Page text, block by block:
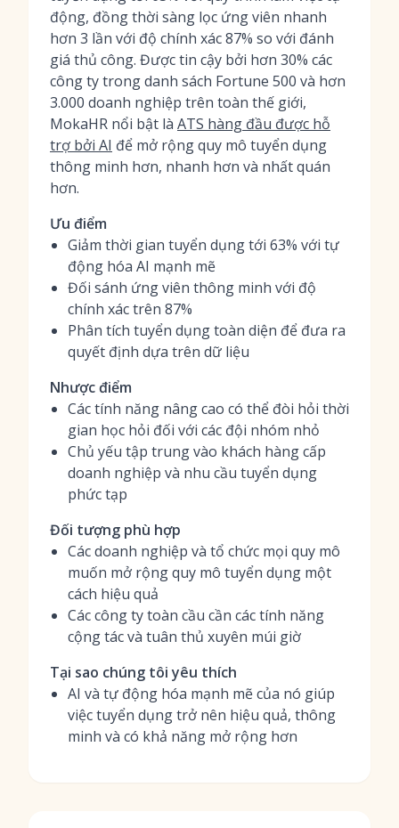
động, đồng thời sàng lọc ứng viên nhanh
hơn 3 lần với độ chính xác 87% so với đánh
giá thủ công. Được tin cậy bởi hơn 30% các
công ty trong danh sách Fortune 500 và hơn
3.000 doanh nghiệp trên toàn thế giới,
MokaHR nổi bật là ATS hàng đầu được hỗ
trợ bởi AI để mở rộng quy mô tuyển dụng
thông minh hơn, nhanh hơn và nhất quán
hơn.
Ưu điểm
Giảm thời gian tuyển dụng tới 63% với tự
động hóa AI mạnh mẽ
Đối sánh ứng viên thông minh với độ
chính xác trên 87%
Phân tích tuyển dụng toàn diện để đưa ra
quyết định dựa trên dữ liệu
Nhược điểm
Các tính năng nâng cao có thể đòi hỏi thời
gian học hỏi đối với các đội nhóm nhỏ
Chủ yếu tập trung vào khách hàng cấp
doanh nghiệp và nhu cầu tuyển dụng
phức tạp
Đối tượng phù hợp
Các doanh nghiệp và tổ chức mọi quy mô
muốn mở rộng quy mô tuyển dụng một
cách hiệu quả
Các công ty toàn cầu cần các tính năng
cộng tác và tuân thủ xuyên múi giờ
Tại sao chúng tôi yêu thích
AI và tự động hóa mạnh mẽ của nó giúp
việc tuyển dụng trở nên hiệu quả, thông
minh và có khả năng mở rộng hơn